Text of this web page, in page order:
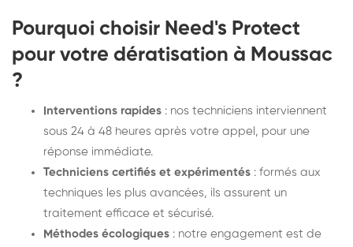
Pourquoi choisir Need's Protect
pour votre dératisation à Moussac
?
Interventions rapides : nos techniciens interviennent
sous 24 à 48 heures après votre appel, pour une
réponse immédiate.
Techniciens certifiés et expérimentés : formés aux
techniques les plus avancées, ils assurent un
traitement efficace et sécurisé.
Méthodes écologiques : notre engagement est de